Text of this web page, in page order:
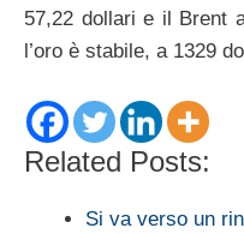
57,22 dollari e il Brent
l’oro è stabile, a 1329
Related Posts:
Si va verso un